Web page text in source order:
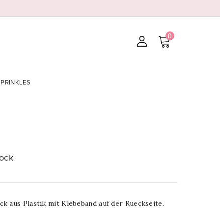
0
aus Plastik mit Klebeband auf der Rueckseite.